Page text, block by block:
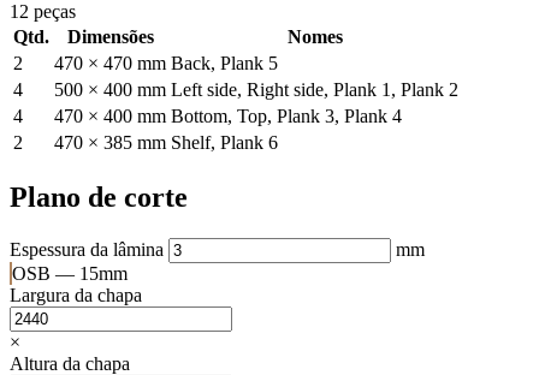
12 peças
Qtd.
Dimensões
Nomes
2
470 × 470 mm Back, Plank 5
4
500 × 400 mm Left side, Right side, Plank 1, Plank 2
4
470 × 400 mm Bottom, Top, Plank 3, Plank 4
2
470 × 385 mm Shelf, Plank 6
Plano de corte
Espessura da lâmina
mm
OSB — 15mm
Largura da chapa
×
Altura da chapa